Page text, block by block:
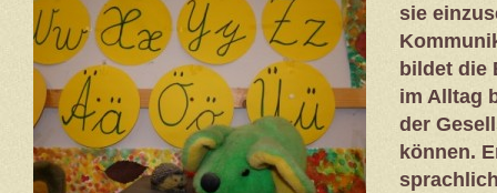
sie
bildet die
im Alltag
der
können.